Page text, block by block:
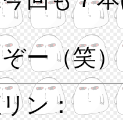
ー（笑）
ン：